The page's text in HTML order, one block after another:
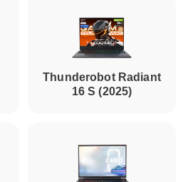
Thunderobot Radiant
16 S (2025)